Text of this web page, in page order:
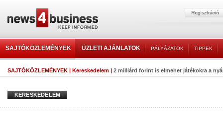
SAJTÓKÖZLEMÉNYEK ÜZLETI AJÁNLATOK PÁLYÁZATOK TIPPEK
SAJTÓKÖZLEMÉNYEK | Kereskedelem | 2 milliárd forint is elmehet játékokra a
KERESKEDELEM